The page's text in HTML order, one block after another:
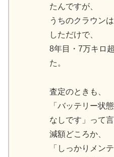
たんですが、
うちのクラウン
しただけで、
8年目・7万キロ
た。
査定のときも、
「バッテリー状
なしです」って言
減額どころか、
「しっかりメン